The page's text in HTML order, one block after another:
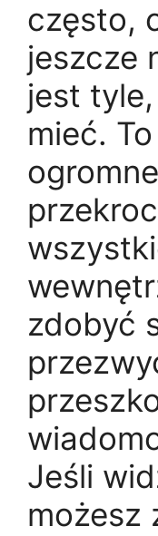
często,
jeszcze
jest
mieć.
zdobyć
Jeśli
możesz